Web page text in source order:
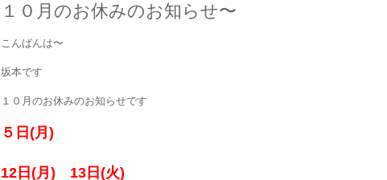
１０月のお休みのお知らせ〜
こんばんは〜
坂本です
１０月のお休みのお知らせです
５日(月)
12日(月) 13日(火)